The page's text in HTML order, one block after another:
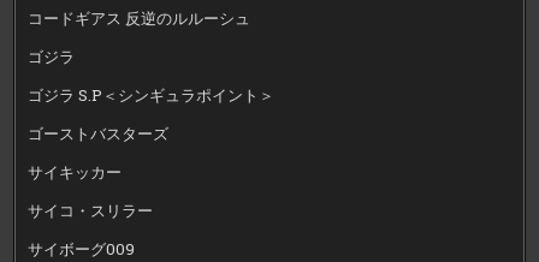
コードギアス 反逆のルルーシュ
ゴジラ
ゴジラ S.P＜シンギュラポイント＞
ゴーストバスターズ
サイキッカー
サイコ・スリラー
サイボーグ009